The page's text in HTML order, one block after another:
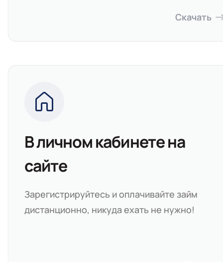
Скачать
В личном кабинете на
сайте
Зарегистрируйтесь и оплачивайте займ
дистанционно, никуда ехать не нужно!